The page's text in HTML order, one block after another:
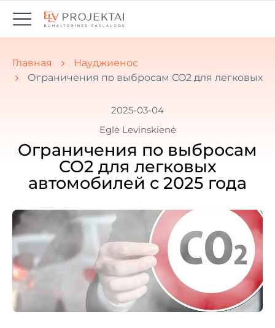
Вы здесь:
Главная
Науджиенос
Ограничения по выбросам CO2 для легковых
2025-03-04
Eglė Levinskienė
Ограничения по выбросам
CO2 для легковых
автомобилей с 2025 года